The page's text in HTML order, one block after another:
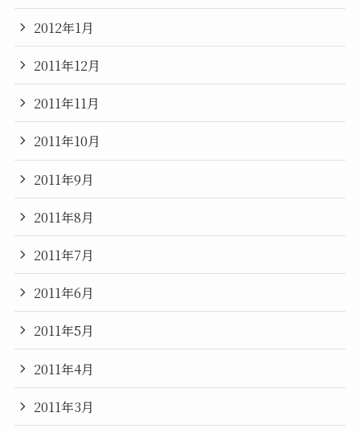
2012年1月
2011年12月
2011年11月
2011年10月
2011年9月
2011年8月
2011年7月
2011年6月
2011年5月
2011年4月
2011年3月